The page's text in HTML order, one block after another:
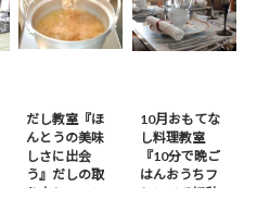
だし教室『ほ
んとうの美味
しさに出会
う』だしの取
り方レッスン
10月おもてな
し料理教室
『10分で晩ご
はんおうちフ
レンチで初秋